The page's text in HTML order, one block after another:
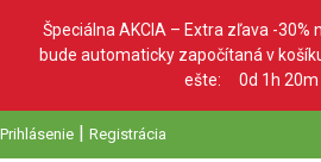
Špeciálna AKCIA – Extra zľava -30%
bude automaticky započítaná v
ešte: 0d 1h 20m
Prihlásenie | Registrácia